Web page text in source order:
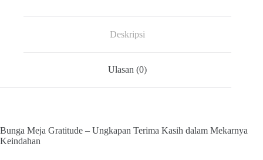
Deskripsi
Ulasan (0)
Bunga Meja Gratitude – Ungkapan Terima Kasih dalam Mekarnya
Keindahan